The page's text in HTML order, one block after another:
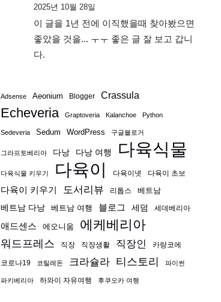
2025년 10월 28일
이 글을 1년 전에 이직했을때 찾아봤으면
좋았을 것을... ㅜㅜ 좋은 글 잘 보고 갑니
다.
Adsense Aeonium Blogger Crassula
Echeveria Graptoveria Kalanchoe Python
Sedeveria Sedum WordPress 구글블로거
그라프토베리아 다낭 다낭 여행 다육식물
다육식물 키우기 다육이 다육이넷 다육이 초보
다육이 키우기 도서리뷰 리톱스
베트남
베트남 다낭
베트남 여행 블로그 세덤 세데베리아
애드센스 에오니움 에케베리아
워드프레스 직장 직장생활 직장인 카랑코에
코로나19 코틸레돈 크라슐라 티스토리 파이썬
파키베리아 하와이 자유여행 후쿠오카 여행